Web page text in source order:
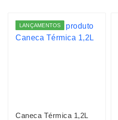
LANÇAMENTOS
Caneca Térmica 1,2L